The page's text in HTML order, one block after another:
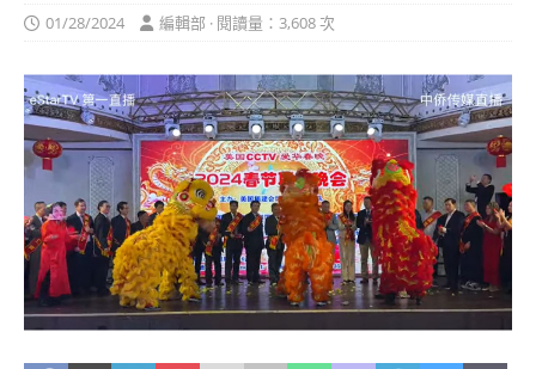
01/28/2024 編輯部 · 閱讀量：3,608 次